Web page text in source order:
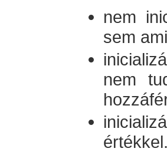
nem
sem
nem